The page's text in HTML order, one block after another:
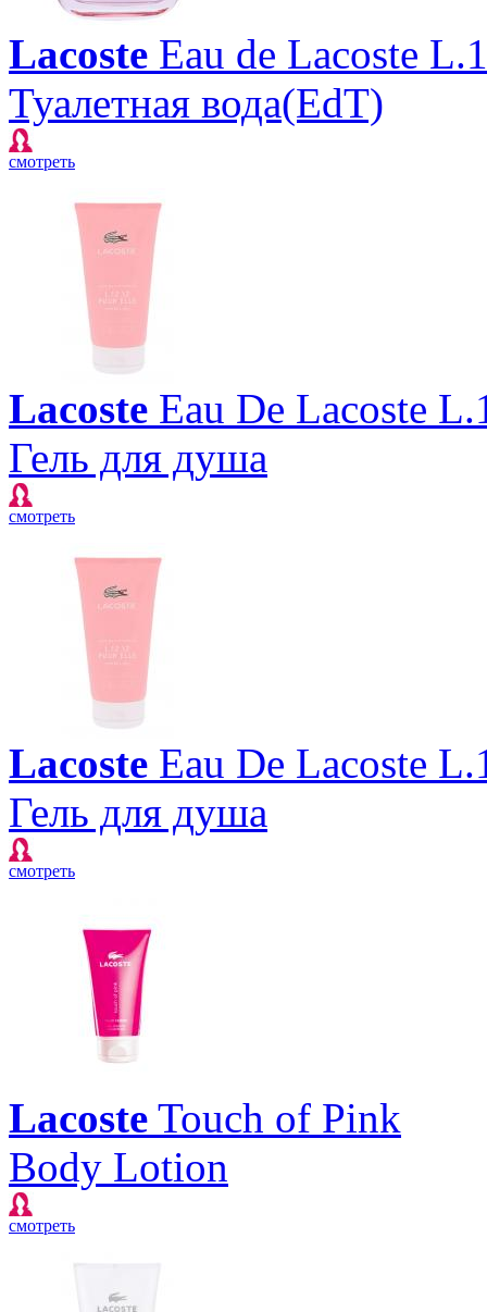
Lacoste Eau de Lacoste
Туалетная вода(EdT)
смотреть
Lacoste Eau De Lacoste
Гель для душа
смотреть
Lacoste Eau De Lacoste
Гель для душа
смотреть
Lacoste Touch of Pink
Body Lotion
смотреть